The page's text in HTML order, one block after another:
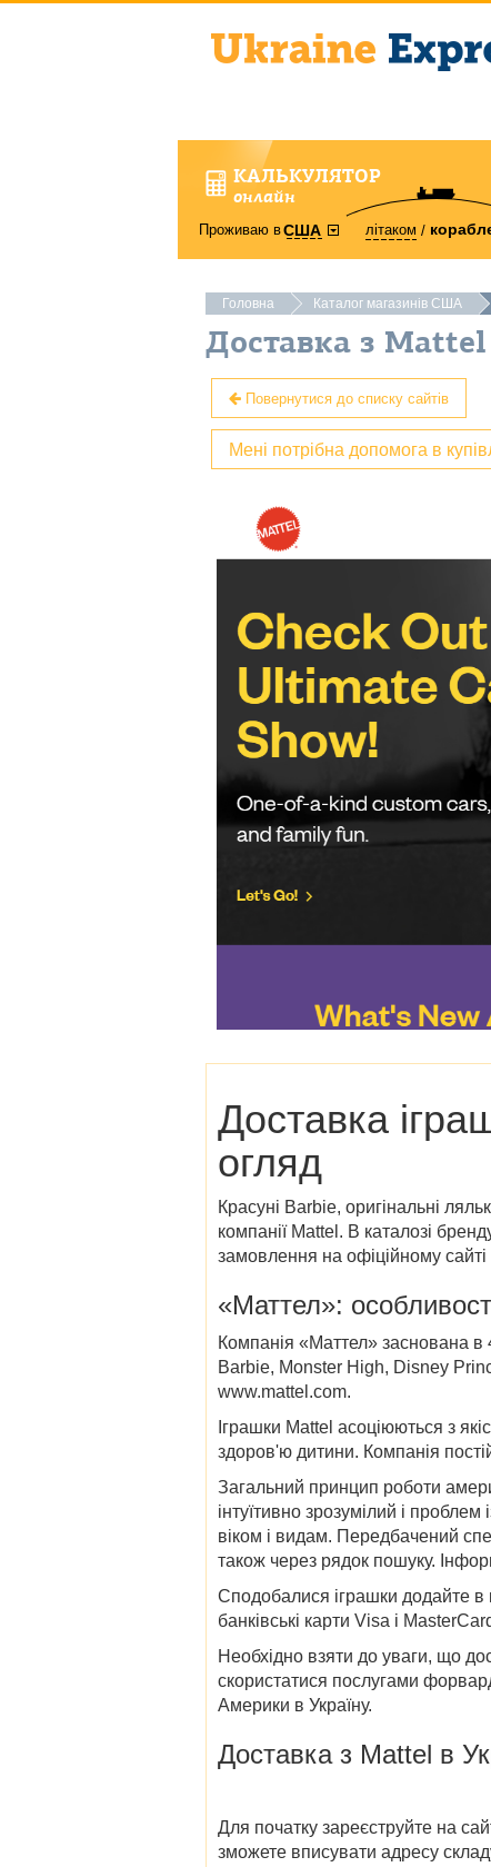
КАЛЬКУЛЯТОР
онлайн
Проживаю вСША літаком
Головна Каталог магазинів США
Доставка з Mattel
Повернутися до списку сайтів
Мені потрібна допомога в
Доставка
огляд
Красуні Barbie, оригінальні
компанії Mattel. В каталозі
замовлення на офіційному
«Маттел»:
Компанія «Маттел» заснована в
Barbie, Monster High, Disney
www.mattel.com.
Іграшки Mattel асоціюються з
здоров'ю дитини. Компанія
Загальний принцип роботи
інтуїтивно зрозумілий і
віком і видам. Передбачений
також через рядок пошуку.
Сподобалися іграшки додайте
банківські карти Visa і
Необхідно взяти до уваги, що
скористатися послугами
Америки в Україну.
Доставка з Mattel в
Для початку зареєструйте на
зможете вписувати адресу